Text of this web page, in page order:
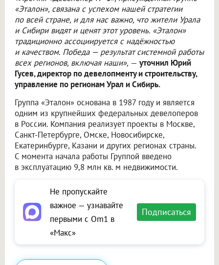
«Эталон», связана с успехом нашей стратегии
по всей стране, и для нас важно, что жители Урала
и Сибири видят и ценят этот уровень. «Эталон»
традиционно ассоциируется с надёжностью
и качеством. Победа — результат системной работы
всех регионов, включая наши», — уточнил Юрий
Гусев, директор по девелопменту и строительству,
управление по регионам Урал и Сибирь.
Группа «Эталон» основана в 1987 году и является
одним из крупнейших федеральных девелоперов
в России. Компания реализует проекты в Москве,
Санкт-Петербурге, Омске, Новосибирске,
Екатеринбурге, Казани и других регионах страны.
С момента начала работы Группой введено
в эксплуатацию 9,8 млн кв. м недвижимости.
Не пропускайте
важное — узнавайте
первыми с Om1 в
«Макс»
Подписаться